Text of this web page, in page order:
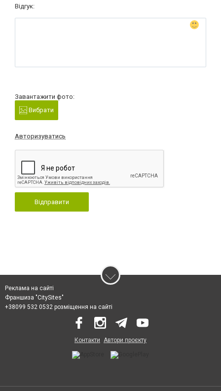
Відгук:
Завантажити фото:
Вибрати
Авторизуватись
Відправити
Реклама на сайті
Франшиза "CitySites"
+38099 532 0532 розміщення на сайті
Контакти Автори проєкту